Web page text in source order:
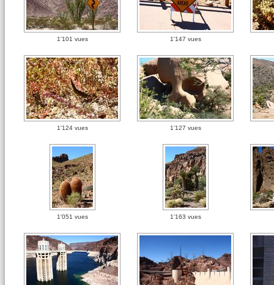
1'101 vues 1'147 vues
1'124 vues 1'127 vues
1'051 vues 1'163 vues